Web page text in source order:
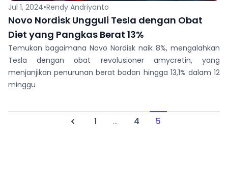
Jul 1, 2024•Rendy Andriyanto
Novo Nordisk Ungguli Tesla dengan Obat
Diet yang Pangkas Berat 13%
Temukan bagaimana Novo Nordisk naik 8%, mengalahkan
Tesla dengan obat revolusioner amycretin, yang
menjanjikan penurunan berat badan hingga 13,1% dalam 12
minggu
Previous1 ... 4 5